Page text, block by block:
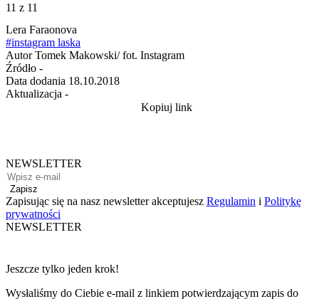
11 z 11
Lera Faraonova
#instagram laska
Autor Tomek Makowski/ fot. Instagram
Źródło -
Data dodania 18.10.2018
Aktualizacja -
Kopiuj link
NEWSLETTER
Zapisz
Zapisując się na nasz newsletter akceptujesz Regulamin i Politykę
prywatności
NEWSLETTER
Jeszcze tylko jeden krok!
Wysłaliśmy do Ciebie e-mail z linkiem potwierdzającym zapis do